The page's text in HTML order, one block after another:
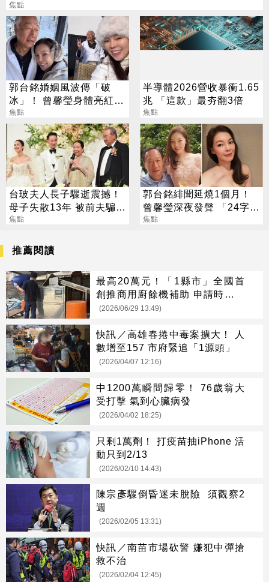
焦點
郭台銘婚姻風波傳「破
冰」！ 曾馨瑩身體亮紅燈
18年婚姻驚傳出現轉機
焦點
半導體2026營收暴衝1.65
兆 「這款」最夯翻3倍
焦點
台玻夫人長子驟逝震撼！
母子失散13年 被前夫騙
「愛兒已夭折」
焦點
郭台銘緋聞延燒1個月！
曾馨瑩深夜發聲 「24字」
吐盡最心繫的事
焦點
推薦閱讀
最高20萬元！「1縣市」全國首
創推商用廚餘機補助 申請時間曝
光
(2026/06/29 13:49)
快訊／高雄春捲中毒案擴大！ 人
數增至157 市府緊追「1源頭」
(2026/04/07 12:16)
中1200萬瞬間歸零！ 76歲翁大
受打擊 氣到心臟病發
(2026/04/02 18:25)
只剩1萬劑！ 打疫苗抽iPhone 活
動只到2/13
(2026/02/10 14:43)
陳宗彥驟倒昏迷未脫險 須觀察2
週
(2026/02/05 13:31)
快訊／南苗市場砍警 嫌犯中彈搶
救不治
(2026/02/04 12:45)